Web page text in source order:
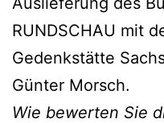
RUNDSCHAU mit
Gedenkstätte
Günter Morsch.
Wie bewerten Sie